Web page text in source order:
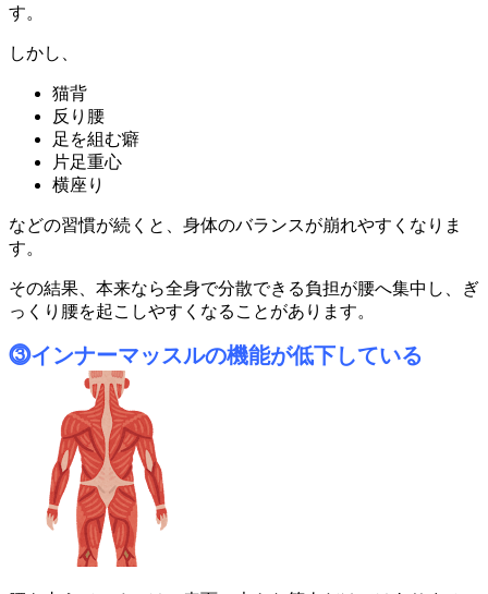
す。
しかし、
猫背
反り腰
足を組む癖
片足重心
横座り
などの習慣が続くと、身体のバランスが崩れやすくなりま
す。
その結果、本来なら全身で分散できる負担が腰へ集中し、ぎ
っくり腰を起こしやすくなることがあります。